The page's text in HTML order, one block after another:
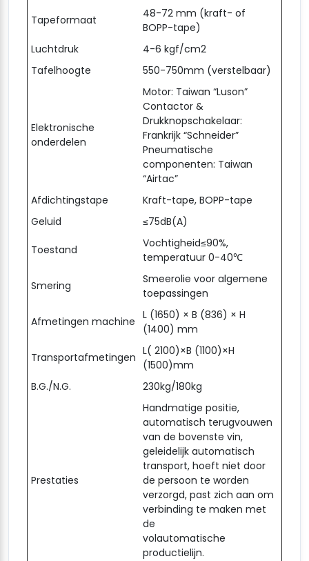
Tapeformaat
48-72 mm (kraft- of
BOPP-tape)
Luchtdruk
4-6 kgf/cm2
Tafelhoogte
550-750mm (verstelbaar)
Elektronische
onderdelen
Motor: Taiwan “Luson”
Contactor &
Drukknopschakelaar:
Frankrijk “Schneider”
Pneumatische
componenten: Taiwan
“Airtac”
Afdichtingstape
Kraft-tape, BOPP-tape
Geluid
≤75dB(A)
Toestand
Vochtigheid≤90%,
temperatuur 0-40℃
Smering
Smeerolie voor algemene
toepassingen
Afmetingen machine L (1650) × B (836) × H
(1400) mm
Transportafmetingen L( 2100)×B (1100)×H
(1500)mm
B.G./N.G.
230kg/180kg
Prestaties
Handmatige positie,
automatisch terugvouwen
van de bovenste vin,
geleidelijk automatisch
transport, hoeft niet door
de persoon te worden
verzorgd, past zich aan om
verbinding te maken met
de
volautomatische
productielijn.